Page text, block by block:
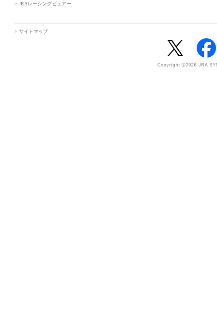
JRAレーシングビュアー
サイトマップ